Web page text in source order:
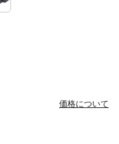
価格について